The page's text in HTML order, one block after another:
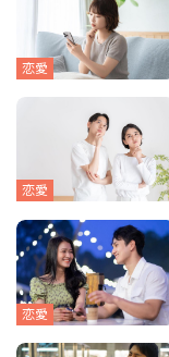
恋愛
恋愛
恋愛